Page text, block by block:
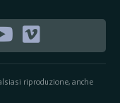
riproduzione, anche